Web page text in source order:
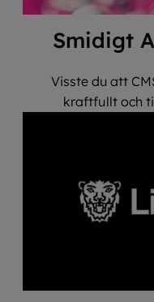
Smidigt
Visste du att
kraftfullt och